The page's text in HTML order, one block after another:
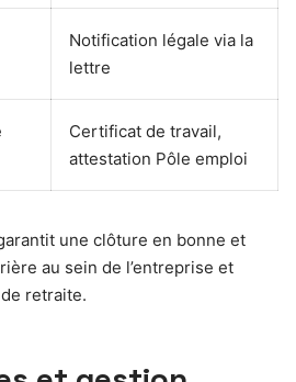
Notification légale via la
lettre
Certificat de travail,
attestation Pôle emploi
une clôture en bonne et
au sein de l’entreprise et
retraite.